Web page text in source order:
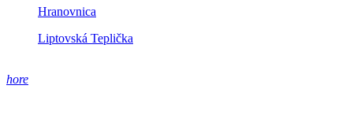
Hranovnica
Liptovská Teplička
hore